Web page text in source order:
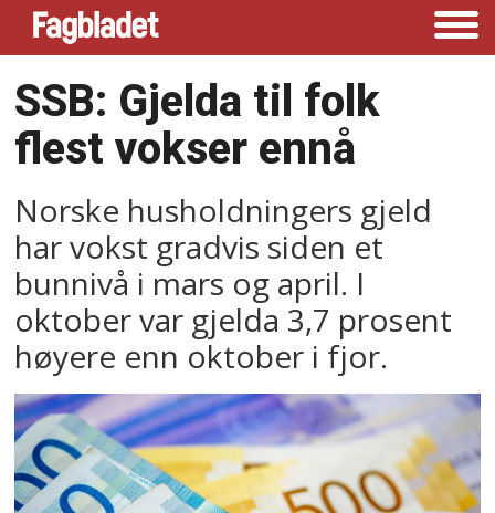
SSB: Gjelda til folk
flest vokser ennå
Norske husholdningers gjeld
har vokst gradvis siden et
bunnivå i mars og april. I
oktober var gjelda 3,7 prosent
høyere enn oktober i fjor.